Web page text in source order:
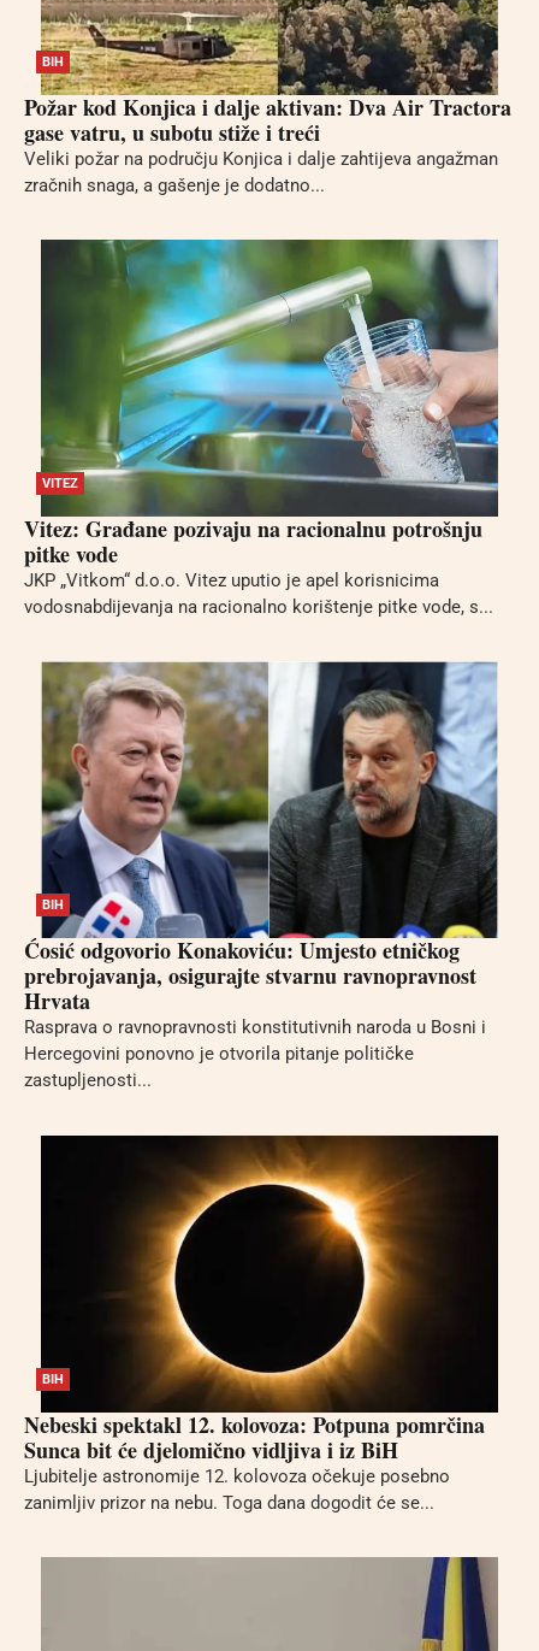
BIH
Požar kod Konjica i dalje aktivan: Dva Air Tractora
gase vatru, u subotu stiže i treći
Veliki požar na području Konjica i dalje zahtijeva angažman
zračnih snaga, a gašenje je dodatno...
VITEZ
Vitez: Građane pozivaju na racionalnu potrošnju
pitke vode
JKP „Vitkom“ d.o.o. Vitez uputio je apel korisnicima
vodosnabdijevanja na racionalno korištenje pitke vode, s...
BIH
Ćosić odgovorio Konakoviću: Umjesto etničkog
prebrojavanja, osigurajte stvarnu ravnopravnost
Hrvata
Rasprava o ravnopravnosti konstitutivnih naroda u Bosni i
Hercegovini ponovno je otvorila pitanje političke
zastupljenosti...
BIH
Nebeski spektakl 12. kolovoza: Potpuna pomrčina
Sunca bit će djelomično vidljiva i iz BiH
Ljubitelje astronomije 12. kolovoza očekuje posebno
zanimljiv prizor na nebu. Toga dana dogodit će se...